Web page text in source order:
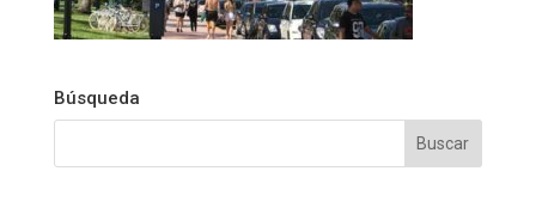
Búsqueda